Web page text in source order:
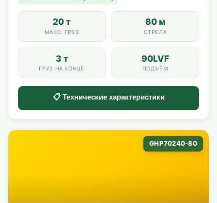
20 т
МАКС. ГРУЗ
80 м
СТРЕЛА
3 т
ГРУЗ НА КОНЦЕ
90LVF
ПОДЪЁМ
📋 Технические характеристики
GHP70240-80